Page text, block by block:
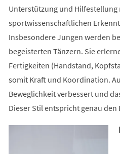
Unterstützung und Hilfestellung
sportwissenschaftlichen
Insbesondere Jungen werden
begeisterten Tänzern. Sie
Fertigkeiten (Handstand,
somit Kraft und Koordination.
Beweglichkeit verbessert und
Dieser Stil entspricht genau